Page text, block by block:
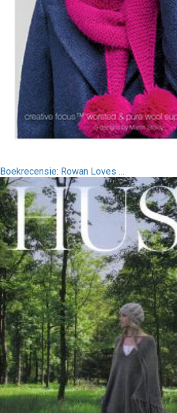
Boekrecensie: Rowan Loves …